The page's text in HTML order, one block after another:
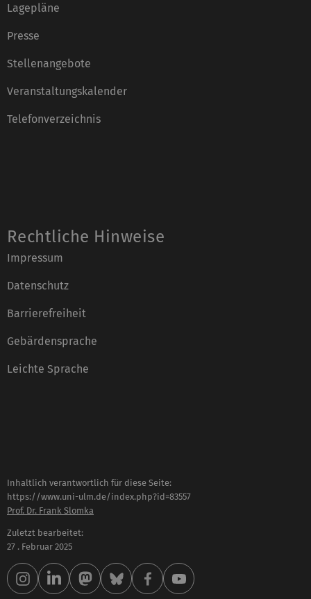
Lagepläne
Presse
Stellenangebote
Veranstaltungskalender
Telefonverzeichnis
Rechtliche Hinweise
Impressum
Datenschutz
Barrierefreiheit
Gebärdensprache
Leichte Sprache
Inhaltlich verantwortlich für diese Seite:
https://www.uni-ulm.de/index.php?id=83557
Prof. Dr. Frank Slomka
Zuletzt bearbeitet:
27 . Februar 2025